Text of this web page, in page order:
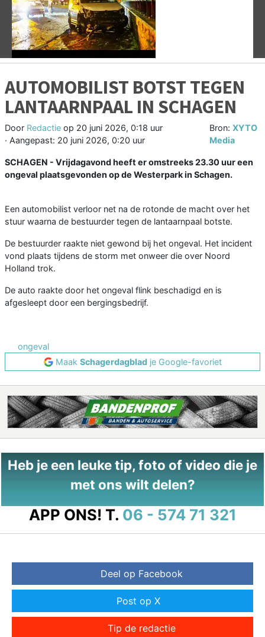
Vorige
AUTOMOBILIST BOTST TEGEN
LANTAARNPAAL IN SCHAGEN
Door Redactie op 20 juni 2026, 0:18 uur
· Aangepast: 20 juni 2026, 0:20 uur
Bron: XYTO
Media
SCHAGEN - Vrijdagavond heeft er omstreeks 23.30 uur een
ongeval plaatsgevonden op de Westerpark in Schagen.
Een automobilist verloor net na de rotonde de macht over het
stuur waarna de bestuurder tegen de lantaarnpaal botste.
De bestuurder raakte niet gewond bij het ongeval. Het incident
vond plaats tijdens de storm met onweer die over Noord
Holland trok.
De auto raakte door het ongeval flink beschadigd en is
afgesleept door een bergingsbedrijf.
ongeval
Maak Schagerdagbladje Google-favoriet
Heb je een leuke tip, foto of video die je
met ons wilt delen?
APP ONS! T. 06 - 574 71 321
Deel op Facebook
Post op X
Tip de redactie